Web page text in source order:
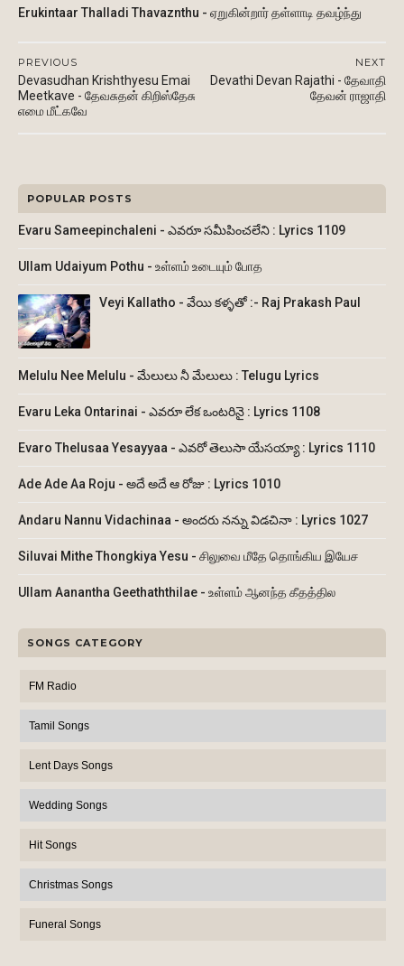
Erukintaar Thalladi Thavaznthu - ஏறுகின்றார் தள்ளாடி தவழ்ந்து
NEXT
Devathi Devan Rajathi - தேவாதி
தேவன் ராஜாதி
PREVIOUS
Devasudhan Krishthyesu Emai
Meetkave - தேவசுதன் கிறிஸ்தேசு
எமை மீட்கவே
POPULAR POSTS
Evaru Sameepinchaleni - ఎవరూ సమీపించలేని : Lyrics 1109
Ullam Udaiyum Pothu - உள்ளம் உடையும் போத
Veyi Kallatho - వేయి కళ్ళతో :- Raj Prakash Paul
Melulu Nee Melulu - మేలులు నీ మేలులు : Telugu Lyrics
Evaru Leka Ontarinai - ఎవరూ లేక ఒంటరినై : Lyrics 1108
Evaro Thelusaa Yesayyaa - ఎవరో తెలుసా యేసయ్యా : Lyrics 1110
Ade Ade Aa Roju - అదే అదే ఆ రోజు : Lyrics 1010
Andaru Nannu Vidachinaa - అందరు నన్ను విడచినా : Lyrics 1027
Siluvai Mithe Thongkiya Yesu - சிலுவை மீதே தொங்கிய இயேச
Ullam Aanantha Geethaththilae - உள்ளம் ஆனந்த கீதத்தில
SONGS CATEGORY
FM Radio
Tamil Songs
Lent Days Songs
Wedding Songs
Hit Songs
Christmas Songs
Funeral Songs